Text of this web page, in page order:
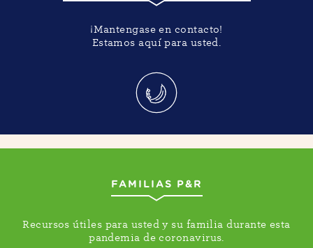
¡Mantengase en contacto!
Estamos aquí para usted.
FAMILIAS P&R
Recursos útiles para usted y su familia durante esta
pandemia de coronavirus.